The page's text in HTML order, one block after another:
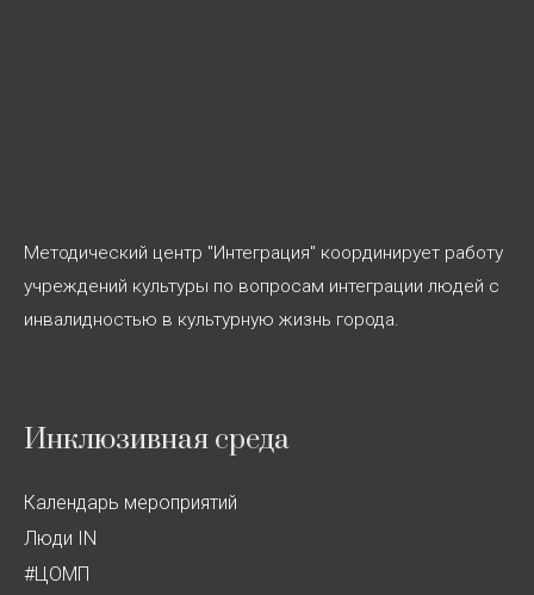
Методический центр "Интеграция" координирует работу
учреждений культуры по вопросам интеграции людей с
инвалидностью в культурную жизнь города.
Инклюзивная среда
Календарь мероприятий
Люди IN
#ЦОМП